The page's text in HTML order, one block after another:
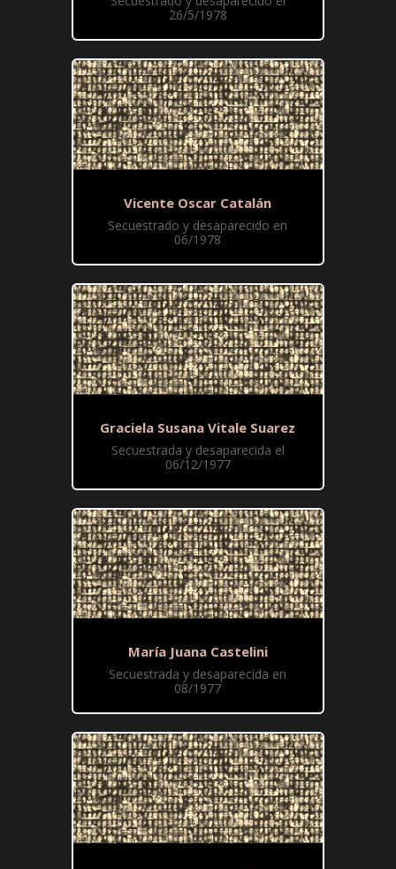
26/5/1978
Vicente Oscar Catalán
Secuestrado y desaparecido en
06/1978
Graciela Susana Vitale Suarez
Secuestrada y desaparecida el
06/12/1977
María Juana Castelini
Secuestrada y desaparecida en
08/1977